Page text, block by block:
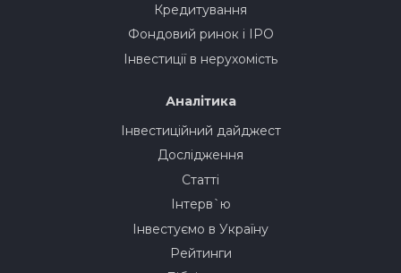
Кредитування
Фондовий ринок і IPO
Інвестиції в нерухомість
Аналітика
Інвестиційний дайджест
Дослідження
Статті
Інтерв`ю
Інвестуємо в Україну
Рейтинги